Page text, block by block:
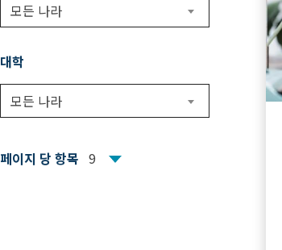
모든 나라
대학
모든 나라
페이지 당 항목 9